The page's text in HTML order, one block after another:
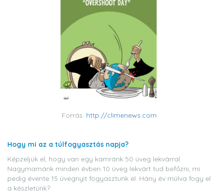
Forrás: http://climenews.com
Hogy mi az a túlfogyasztás napja?
Képzeljük el, hogy van egy kamránk 50 üveg lekvárral.
Nagymamánk minden évben 10 üveg lekvárt tud befőzni, mi
pedig évente 15 üvegnyit fogyasztunk el. Hány év múlva fogy el
a készletünk?